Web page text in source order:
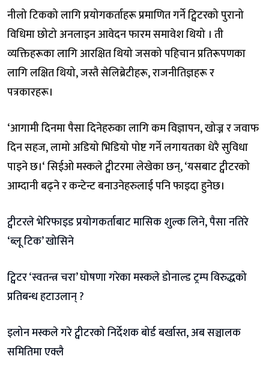
नीलो टिकको लागि प्रयोगकर्ताहरू प्रमाणित गर्ने ट्विटरको पुरानो
विधिमा छोटो अनलाइन आवेदन फारम समावेश थियो । ती
व्यक्तिहरूका लागि आरक्षित थियो जसको पहिचान प्रतिरूपणका
लागि लक्षित थियो, जस्तै सेलिब्रेटीहरू, राजनीतिज्ञहरू र
पत्रकारहरू।
‘आगामी दिनमा पैसा दिनेहरुका लागि कम विज्ञापन, खोज्न र जवाफ
दिन सहज, लामो अडियो भिडियो पोष्ट गर्ने लगायतका धेरै सुविधा
पाइने छ।‘ सिईओ मस्कले ट्वीटरमा लेखेका छन्, ‘यसबाट ट्वीटरको
आम्दानी बढ्ने र कन्टेन्ट बनाउनेहरुलाई पनि फाइदा हुनेछ।
ट्वीटरले भेरिफाइड प्रयोगकर्ताबाट मासिक शुल्क लिने, पैसा नतिरे
‘ब्लू टिक’ खोसिने
ट्विटर ‘स्वतन्त्र चरा’ घोषणा गरेका मस्कले डोनाल्ड ट्रम्प विरुद्धको
प्रतिबन्ध हटाउलान् ?
इलोन मस्कले गरे ट्वीटरको निर्देशक बोर्ड बर्खास्त, अब सञ्चालक
समितिमा एक्लै